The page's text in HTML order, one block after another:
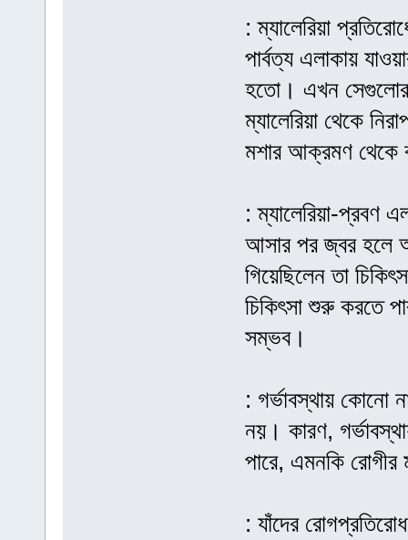
: ম্যালেরিয়া
পার্বত্য এলাকায়
হতো। এখন সেগুলোর
ম্যালেরিয়া থেকে
মশার আক্রমণ থেকে
: ম্যালেরিয়া-প্রবণ
আসার পর জ্বর হলে
গিয়েছিলেন তা
চিকিৎসা শুরু করতে
সম্ভব।
: গর্ভাবস্থায় কোনো
নয়। কারণ,
পারে, এমনকি
: যাঁদের